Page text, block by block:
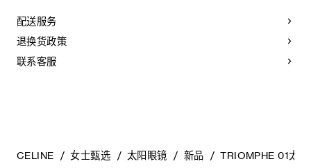
-请使用湿布和温和肥皂水清洁太阳眼镜，然后以干净柔软的布
擦干。
- 请勿使用溶剂（例如酒精、丙酮等）或刺激性清洁剂，以免损
害产品。
配送服务
退换货政策
联系客服
CELINE 女士甄选 太阳眼镜 新品 TRIOMPHE 01太阳